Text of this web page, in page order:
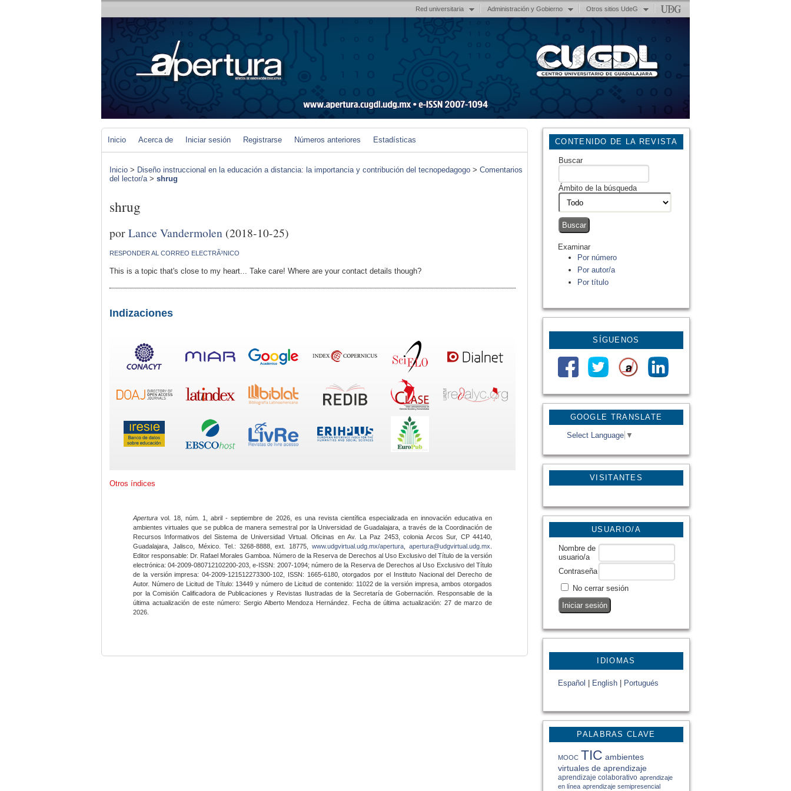
Red universitaria Administración y Gobierno Otros sitios UdeG
GOOGLE TRANSLATE
Select Language ▼
VISITANTES
CONTENIDO DE LA REVISTA
Buscar
Ámbito de la búsqueda
Examinar
Por número
Por autor/a
Por título
SÍGUENOS
USUARIO/A
Nombre de
usuario/a
Contraseña
No cerrar sesión
IDIOMAS
Español English Portugués
PALABRAS CLAVE
MOOC TIC ambientes
virtuales de aprendizaje
aprendizaje colaborativo aprendizaje
en línea aprendizaje semipresencial
Inicio Acerca de Iniciar sesión Registrarse Números anteriores Estadísticas
Inicio > Diseño instruccional en la educación a distancia: la importancia y contribución del tecnopedagogo > Comentarios
del lector/a> shrug
shrug
porLance Vandermolen (2018-10-25)
RESPONDER AL CORREO ELECTRÃ³NICO
This is a topic that's close to my heart... Take care! Where are your contact details though?
Indizaciones
Otros índices
Apertura vol. 18, núm. 1, abril - septiembre de 2026, es una revista científica especializada en innovación educativa en
ambientes virtuales que se publica de manera semestral por la Universidad de Guadalajara, a través de la Coordinación de
Recursos Informativos del Sistema de Universidad Virtual. Oficinas en Av. La Paz 2453, colonia Arcos Sur, CP 44140,
Guadalajara, Jalisco, México. Tel.: 3268-8888, ext. 18775,www.udgvirtual.udg.mx/apertura apertura@udgvirtual.udg.mx
Editor responsable: Dr. Rafael Morales Gamboa. Número de la Reserva de Derechos al Uso Exclusivo del Título de la versión
electrónica: 04-2009-080712102200-203, e-ISSN: 2007-1094; número de la Reserva de Derechos al Uso Exclusivo del Título
de la versión impresa: 04-2009-121512273300-102, ISSN: 1665-6180, otorgados por el Instituto Nacional del Derecho de
Autor. Número de Licitud de Título: 13449 y número de Licitud de contenido: 11022 de la versión impresa, ambos otorgados
por la Comisión Calificadora de Publicaciones y Revistas Ilustradas de la Secretaría de Gobernación. Responsable de la
última actualización de este número: Sergio Alberto Mendoza Hernández. Fecha de última actualización: 27 de marzo de
2026.